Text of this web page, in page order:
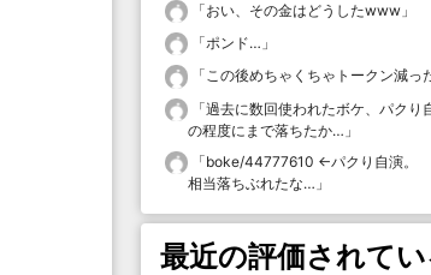
「おい、その金はどうしたwww 」
「ポンド… 」
「この後めちゃくちゃトークン減っ
「過去に数回使われたボケ、パク
の程度にまで落ちたか… 」
「boke/44777610 ←パクり自演。
相当落ちぶれたな… 」
最近の評価されてい